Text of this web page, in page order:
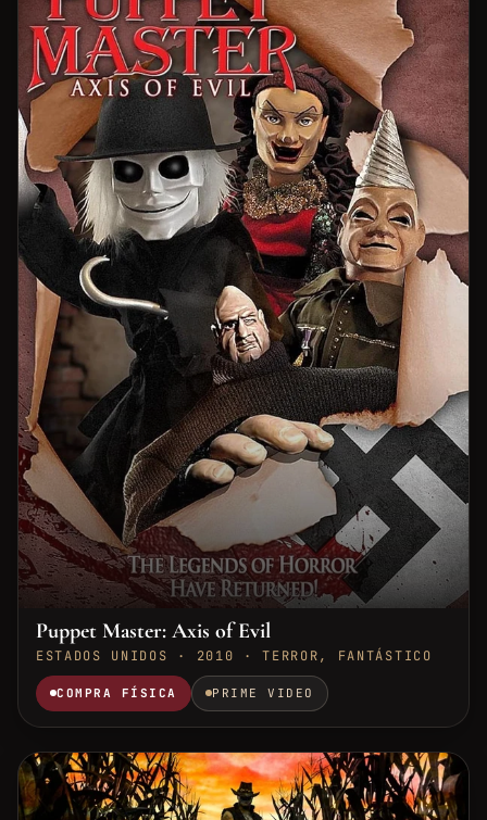
Puppet Master: Axis of Evil
ESTADOS UNIDOS · 2010 · TERROR, FANTÁSTICO
COMPRA FÍSICA PRIME VIDEO